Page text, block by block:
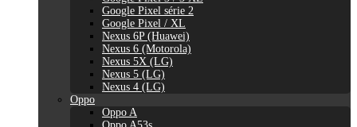
Google Pixel série 2
Google Pixel / XL
Nexus 6P (Huawei)
Nexus 6 (Motorola)
Nexus 5X (LG)
Nexus 5 (LG)
Nexus 4 (LG)
Oppo
Oppo A